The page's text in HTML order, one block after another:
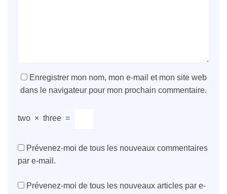
Enregistrer mon nom, mon e-mail et mon site web
dans le navigateur pour mon prochain commentaire.
two × three =
Prévenez-moi de tous les nouveaux commentaires
par e-mail.
Prévenez-moi de tous les nouveaux articles par e-